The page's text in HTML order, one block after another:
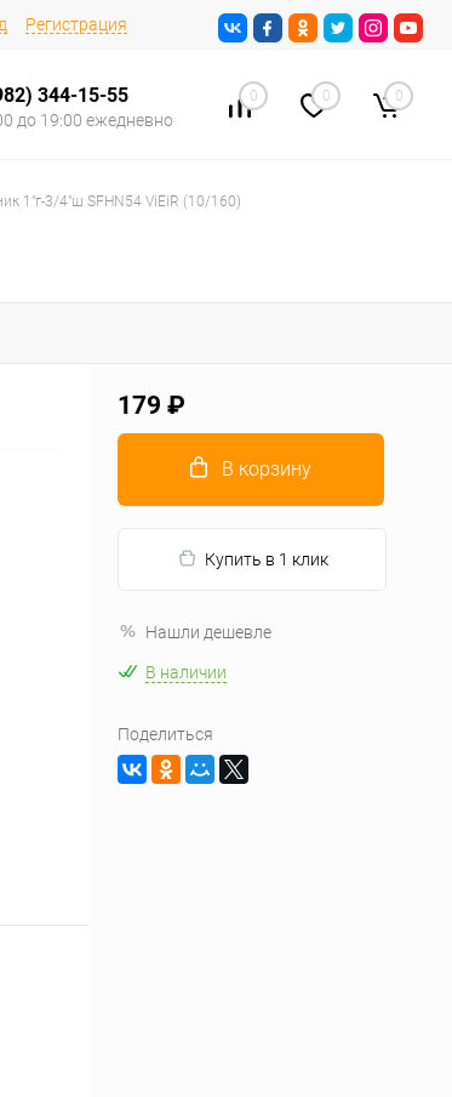
Регистрация
344-15-55
до 19:00 ежедневно
0 0 0
1"г-3/4"ш SFHN54 ViEiR (10/160)
179 ₽
В корзину
Купить в 1 клик
Нашли дешевле
В наличии
Поделиться